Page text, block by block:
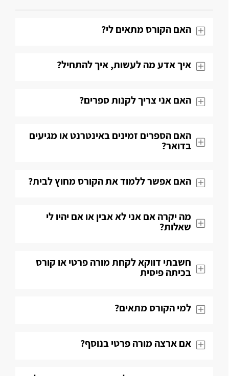
האם הקורס מתאים לי?
איך אדע מה לעשות, איך להתחיל?
האם אני צריך לקנות ספרים?
האם הספרים זמינים באינטרנט או מגיעים
בדואר?
האם אפשר ללמוד את הקורס מחוץ לבית?
מה יקרה אם אני לא אבין או אם יהיו לי
שאלות​?
חשבתי דווקא לקחת מורה פרטי או קורס
בכיתה פיסית​
למי הקורס מתאים?
אם ארצה מורה פרטי בנוסף?